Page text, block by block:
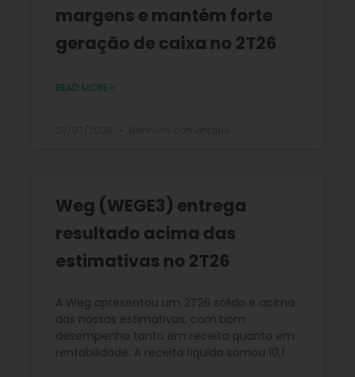
margens e mantém forte
geração de caixa no 2T26
READ MORE »
Weg (WEGE3) entrega
resultado acima das
estimativas no 2T26
A Weg apresentou um 2T26 sólido e acima
das nossas estimativas, com bom
desempenho tanto em receita quanto em
rentabilidade. A receita líquida somou 10,1